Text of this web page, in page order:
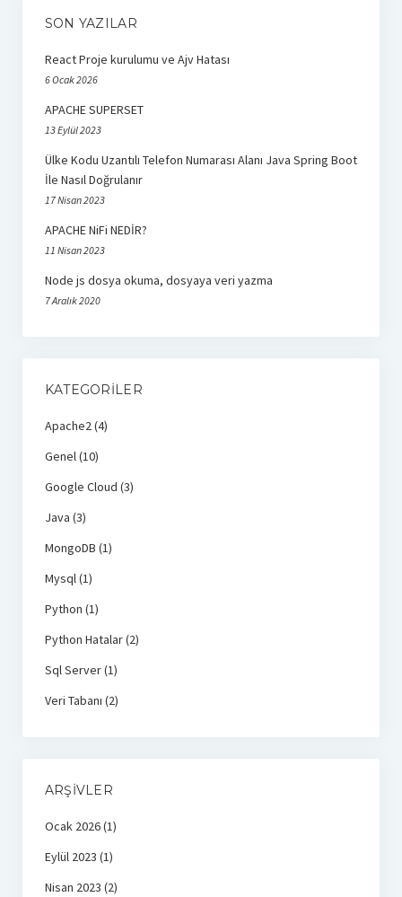
SON YAZILAR
React Proje kurulumu ve Ajv Hatası
6 Ocak 2026
APACHE SUPERSET
13 Eylül 2023
Ülke Kodu Uzantılı Telefon Numarası Alanı Java Spring Boot
İle Nasıl Doğrulanır
17 Nisan 2023
APACHE NiFi NEDİR?
11 Nisan 2023
Node js dosya okuma, dosyaya veri yazma
7 Aralık 2020
KATEGORILER
Apache2(4)
Genel(10)
Google Cloud (3)
Java (3)
MongoDB (1)
Mysql(1)
Python (1)
Python Hatalar(2)
Sql Server(1)
Veri Tabanı (2)
ARŞIVLER
Ocak 2026(1)
Eylül 2023 (1)
Nisan 2023 (2)